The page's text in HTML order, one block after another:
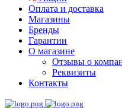
Оплата и доставка
Магазины
Бренды
Гарантии
О магазине
Отзывы о
Реквизиты
Контакты